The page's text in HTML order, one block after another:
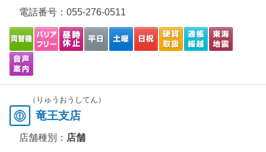
電話番号： 055-276-0511
（りゅうおうしてん）
竜王支店
店舗種別： 店舗